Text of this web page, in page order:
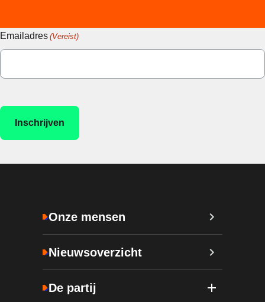
Emailadres (Vereist)
Onze mensen
Nieuwsoverzicht
De partij